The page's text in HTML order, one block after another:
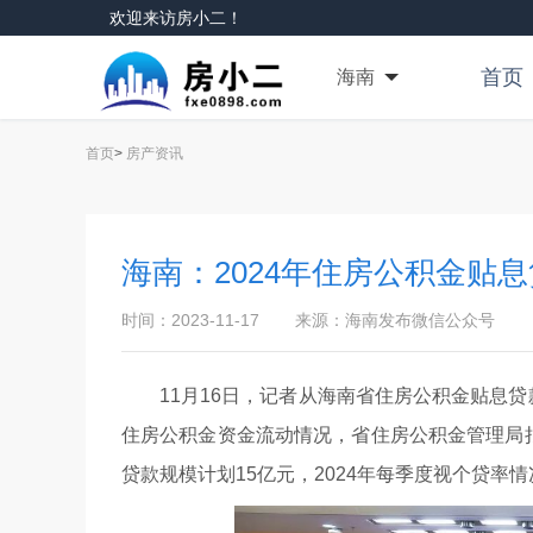
欢迎来访房小二！
海南 首页
首页> 房产资讯
海南：2024年住房公积金贴
时间：2023-11-17 来源：海南发布微信公众号
11月16日，记者从海南省住房公积金贴息
住房公积金资金流动情况，省住房公积金管理
贷款规模计划15亿元，2024年每季度视个贷率